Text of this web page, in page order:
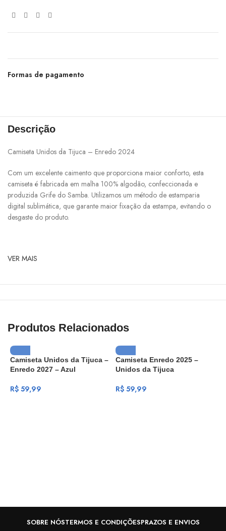
Formas de pagamento
Descrição
Camiseta Unidos da Tijuca – Enredo 2024
Com um excelente caimento que proporciona maior conforto, esta
camiseta é fabricada em malha 100% algodão, confeccionada e
produzida Grife do Samba. Utilizamos um método de estamparia
digital sublimática, que garante maior fixação da estampa, evitando o
desgaste do produto.
VER MAIS
Produtos Relacionados
Camiseta Unidos da Tijuca –
Enredo 2027 – Azul
R$ 59,99
Camiseta Enredo 2025 –
Unidos da Tijuca
R$59,99
SOBRE NÓSTERMOS E CONDIÇÕESPRAZOS E ENVIOS